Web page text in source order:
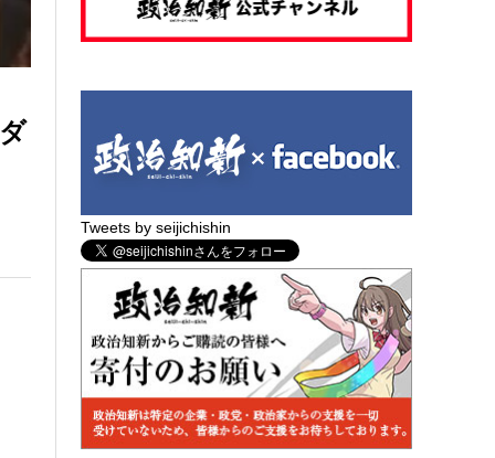
Tweets by seijichishin